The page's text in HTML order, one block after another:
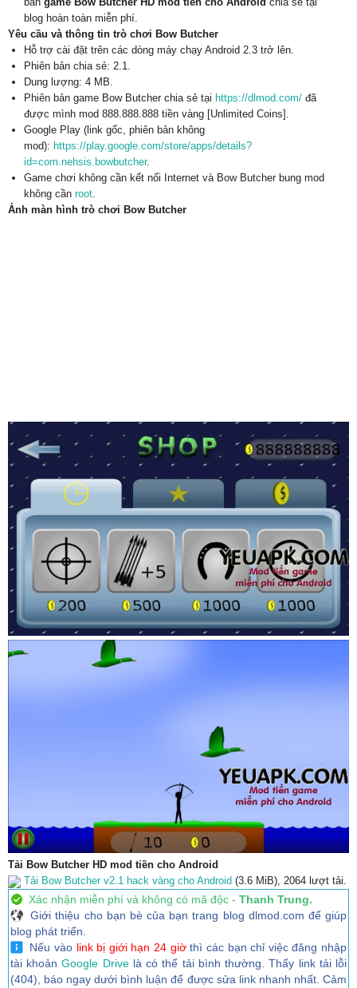
blog hoàn toàn miễn phí.
Yêu cầu và thông tin trò chơi Bow Butcher
Hỗ trợ cài đặt trên các dòng máy chạy Android 2.3 trở lên.
Phiên bản chia sẻ: 2.1.
Dung lượng: 4 MB.
Phiên bản game Bow Butcher chia sẻ tại https://dlmod.com/ đã
được mình mod 888.888.888 tiền vàng [Unlimited Coins].
Google Play (link gốc, phiên bản không
mod): https://play.google.com/store/apps/details?
id=com.nehsis.bowbutcher.
Game chơi không cần kết nối Internet và Bow Butcher bung mod
không cần root.
Ảnh màn hình trò chơi Bow Butcher
Tải Bow Butcher HD mod tiền cho Android
Tải Bow Butcher v2.1 hack vàng cho Android (3.6 MiB), 2064 lượt tải.
Xác nhận miễn phí và không có mã độc - Thanh Trung.
Giới thiệu cho bạn bè của bạn trang blog dlmod.com để giúp
blog phát triển.
Nếu vào link bị giới hạn 24 giờthì các bạn chỉ việc đăng nhập
tài khoảnGoogle Drivelà có thể tải bình thường. Thấy link tải lỗi
(404), báo ngay dưới bình luận để được sửa link nhanh nhất. Cảm